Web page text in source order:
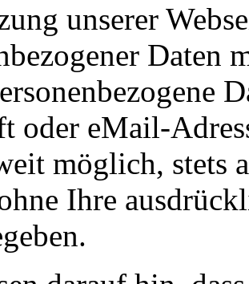
unserer
Daten
oder eMail-
möglich, stets
Ihre